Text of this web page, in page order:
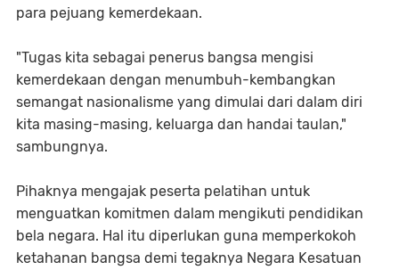
para pejuang kemerdekaan.
"Tugas kita sebagai penerus bangsa mengisi
kemerdekaan dengan menumbuh-kembangkan
semangat nasionalisme yang dimulai dari dalam diri
kita masing-masing, keluarga dan handai taulan,"
sambungnya.
Pihaknya mengajak peserta pelatihan untuk
menguatkan komitmen dalam mengikuti pendidikan
bela negara. Hal itu diperlukan guna memperkokoh
ketahanan bangsa demi tegaknya Negara Kesatuan